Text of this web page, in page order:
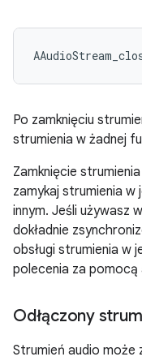
Po zamknięciu
strumienia w żadnej
Zamknięcie
zamykaj strumienia w
innym. Jeśli używasz
dokładnie
obsługi strumienia w
polecenia za pomocą
Odłączony
Strumień audio może